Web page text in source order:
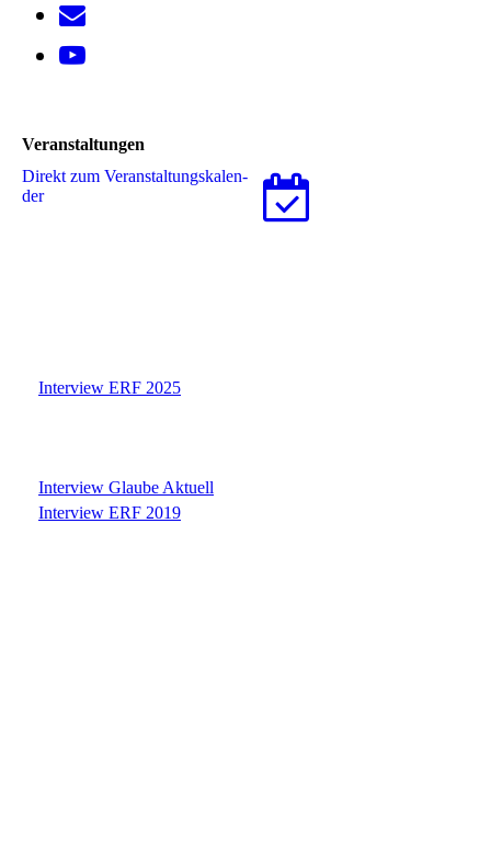
Veranstaltungen
Direkt zum Ver­an­stal­tungs­ka­len­
der
Interview ERF 2025
Interview Glaube Aktuell
Interview ERF 2019